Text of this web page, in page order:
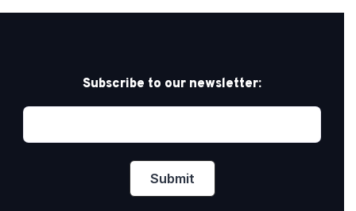
Subscribe to our newsletter: